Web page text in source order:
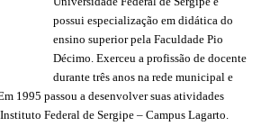
possui especialização em didática do
ensino superior pela Faculdade Pio
Décimo. Exerceu a profissão de docente
durante três anos na rede municipal e
1995 passou a desenvolver suas atividades
Federal de Sergipe – Campus Lagarto.